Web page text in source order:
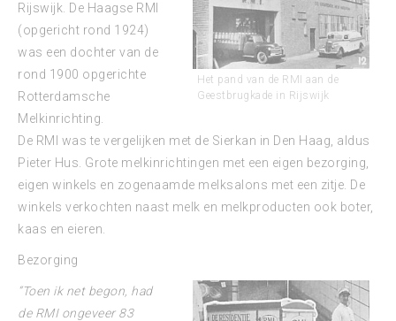
Het pand van de RMI aan de
Geestbrugkade in Rijswijk
Rijswijk. De Haagse RMI
(opgericht rond 1924)
was een dochter van de
rond 1900 opgerichte
Rotterdamsche
Melkinrichting.
De RMI was te vergelijken met de Sierkan in Den Haag, aldus
Pieter Hus. Grote melkinrichtingen met een eigen bezorging,
eigen winkels en zogenaamde melksalons met een zitje. De
winkels verkochten naast melk en melkproducten ook boter,
kaas en eieren.
Bezorging
“Toen ik net begon, had
de RMI ongeveer 83